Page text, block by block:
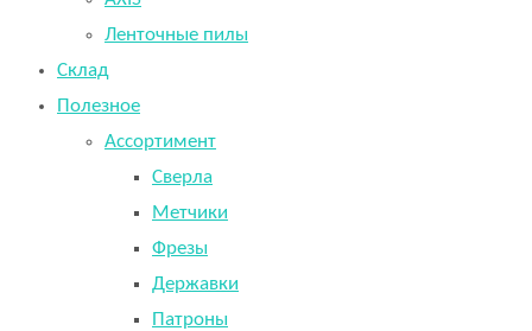
Ленточные пилы
Склад
Полезное
Ассортимент
Сверла
Метчики
Фрезы
Державки
Патроны